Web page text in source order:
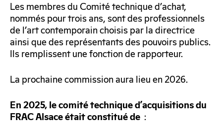
Les membres du Comité technique d’achat,
nommés pour trois ans, sont des professionnels
de l’art contemporain choisis par la directrice
ainsi que des représentants des pouvoirs publics.
Ils remplissent une fonction de rapporteur.
La prochaine commission aura lieu en 2026.
En 2025, le comité technique d’acquisitions du
FRAC Alsace était constitué de :